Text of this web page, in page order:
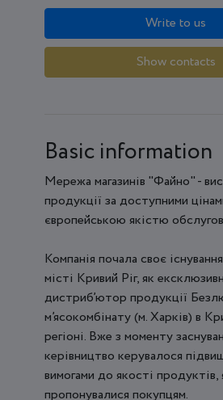
Write to us
Show contacts
Basic information
Мережа магазинів "Файно" -
продукції за доступними
європейською якістю
Компанія почала своє
місті Кривий Ріг, як
дистриб’ютор продукції
м’ясокомбінату (м. Харків) в
регіоні. Вже з моменту
керівництво керувалося
вимогами до якості продуктів,
пропонувалися покупцям.